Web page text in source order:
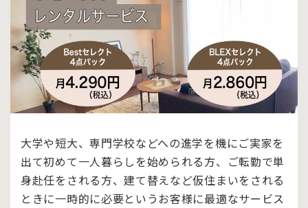
大学や短大、専門学校などへの進学を機にご実家を
出て初めて一人暮らしを始められる方、ご転勤で単
身赴任をされる方、建て替えなど仮住まいをされる
ときに一時的に必要というお客様に最適なサービス